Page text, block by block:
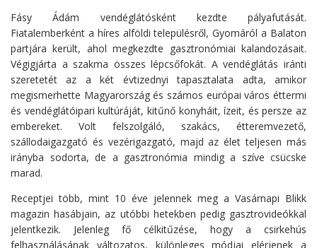
Fásy Ádám vendéglátósként kezdte pályafutását.
Fiatalemberként a híres alföldi településről, Gyomáról a Balaton
partjára került, ahol megkezdte gasztronómiai kalandozásait.
Végigjárta a szakma összes lépcsőfokát. A vendéglátás iránti
szeretetét az a két évtizednyi tapasztalata adta, amikor
megismerhette Magyarország és számos európai város éttermi
és vendéglátóipari kultúráját, kitűnő konyháit, ízeit, és persze az
embereket. Volt felszolgáló, szakács, étteremvezető,
szállodaigazgató és vezérigazgató, majd az élet teljesen más
irányba sodorta, de a gasztronómia mindig a szíve csücske
marad.
Receptjei több, mint 10 éve jelennek meg a Vasárnapi Blikk
magazin hasábjain, az utóbbi hetekben pedig gasztrovideókkal
jelentkezik. Jelenleg fő célkitűzése, hogy a csirkehús
felhasználásának változatos, különleges módjai elérjenek a